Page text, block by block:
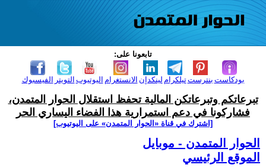
تابعونا على:
الفيسبوك التويتر اليوتيوب الانستغرام لينكدإن تيلكرامبنترست بودكاست
تبرعاتكم وتبرعاتكن المالية تحفظ استقلال الحوار المتمدن،
فشاركونا في دعم استمرارية هذا الفضاء اليساري الحر
[اشترك في قناة ‫«الحوار المتمدن» على اليوتيوب]
الحوار المتمدن - موبايل
الموقع الرئيسي